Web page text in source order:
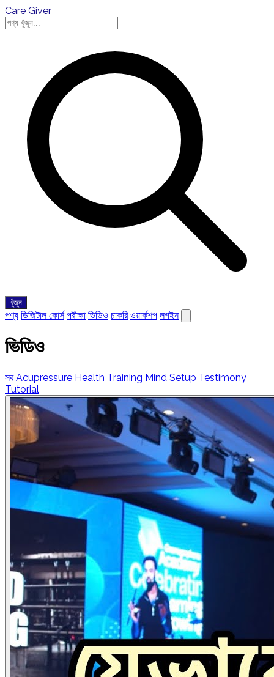
Care Giver
খুঁজুন
পণ্য ডিজিটাল কোর্স পরীক্ষা ভিডিও চাকরি ওয়ার্কশপ লগইন
ভিডিও
সবAcupressure Health Training Mind Setup Testimony
Tutorial